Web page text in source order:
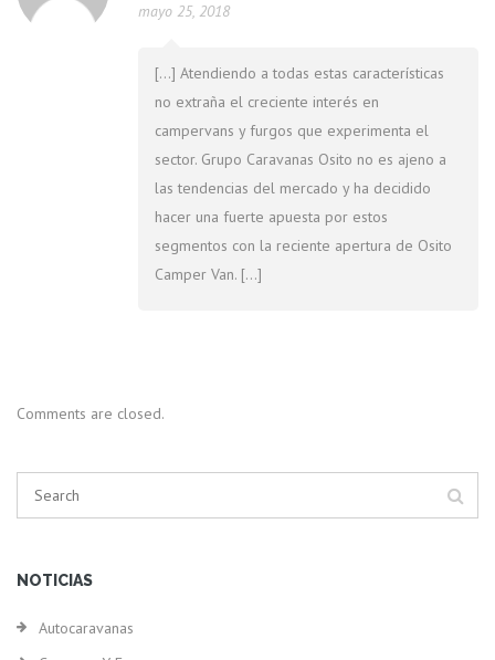
mayo 25, 2018
[…] Atendiendo a todas estas características
no extraña el creciente interés en
campervans y furgos que experimenta el
sector. Grupo Caravanas Osito no es ajeno a
las tendencias del mercado y ha decidido
hacer una fuerte apuesta por estos
segmentos con la reciente apertura de Osito
Camper Van. […]
Comments are closed.
NOTICIAS
Autocaravanas